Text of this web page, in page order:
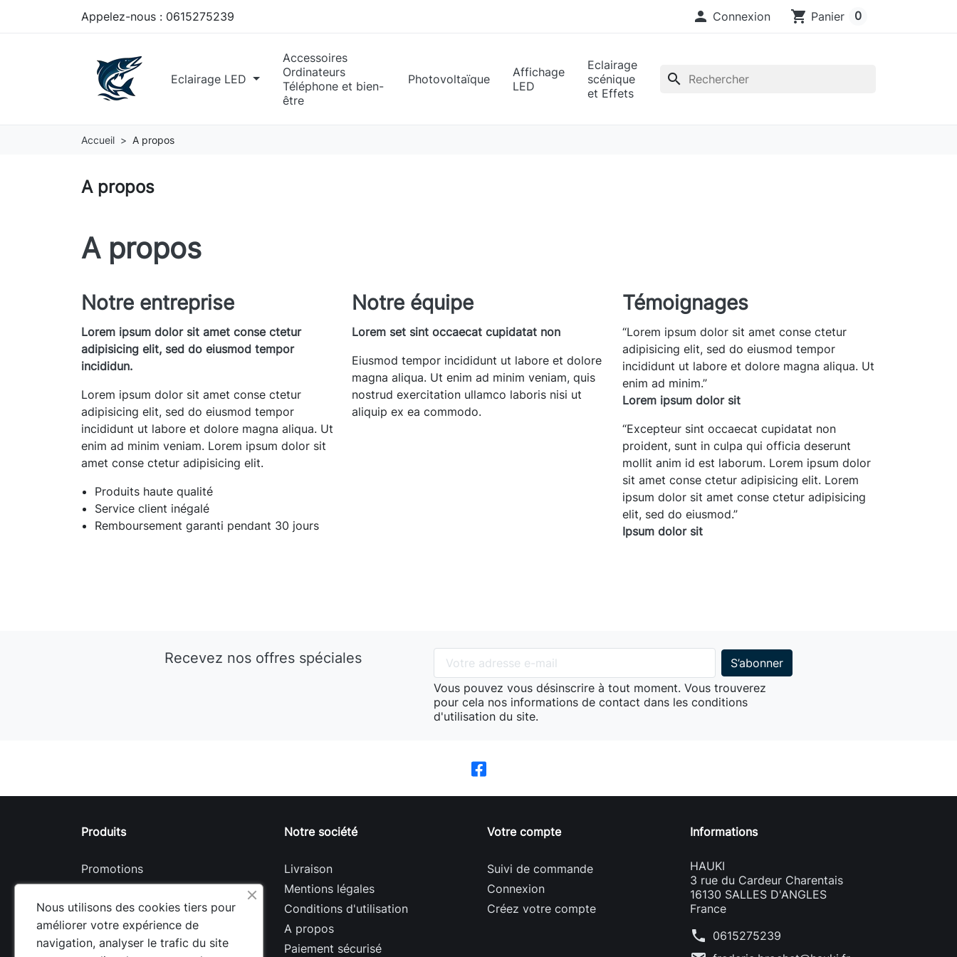
Appelez-nous : 0615275239  Connexion shopping_cart Panier 0
Eclairage LED
Accessoires
Ordinateurs
Téléphone et bien-
être
Photovoltaïque
Affichage
LED
Eclairage
scénique
et Effets
search
Accueil A propos
A propos
A propos
Notre entreprise
Lorem ipsum dolor sit amet conse ctetur
adipisicing elit, sed do eiusmod tempor
incididun.
Lorem ipsum dolor sit amet conse ctetur
adipisicing elit, sed do eiusmod tempor
incididunt ut labore et dolore magna aliqua. Ut
enim ad minim veniam. Lorem ipsum dolor sit
amet conse ctetur adipisicing elit.
Produits haute qualité
Service client inégalé
Remboursement garanti pendant 30 jours
Notre équipe
Lorem set sint occaecat cupidatat non
Eiusmod tempor incididunt ut labore et dolore
magna aliqua. Ut enim ad minim veniam, quis
nostrud exercitation ullamco laboris nisi ut
aliquip ex ea commodo.
Témoignages
“Lorem ipsum dolor sit amet conse ctetur
adipisicing elit, sed do eiusmod tempor
incididunt ut labore et dolore magna aliqua. Ut
enim ad minim.”
Lorem ipsum dolor sit
“Excepteur sint occaecat cupidatat non
proident, sunt in culpa qui officia deserunt
mollit anim id est laborum. Lorem ipsum dolor
sit amet conse ctetur adipisicing elit. Lorem
ipsum dolor sit amet conse ctetur adipisicing
elit, sed do eiusmod.”
Ipsum dolor sit
Recevez nos offres spéciales
Vous pouvez vous désinscrire à tout moment. Vous trouverez
pour cela nos informations de contact dans les conditions
d'utilisation du site.
Produits
Promotions
Nouveaux produits
Meilleures ventes
Notre société
Livraison
Mentions légales
Conditions d'utilisation
A propos
Paiement sécurisé
Votre compte
Suivi de commande
Connexion
Créez votre compte
Informations
HAUKI
3 rue du Cardeur Charentais
16130 SALLES D'ANGLES
France
phone 0615275239
Nous utilisons des cookies tiers pour
améliorer votre expérience de
navigation, analyser le trafic du site